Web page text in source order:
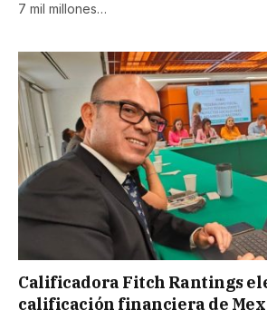
7 mil millones…
Calificadora Fitch Rantings
calificación financiera de